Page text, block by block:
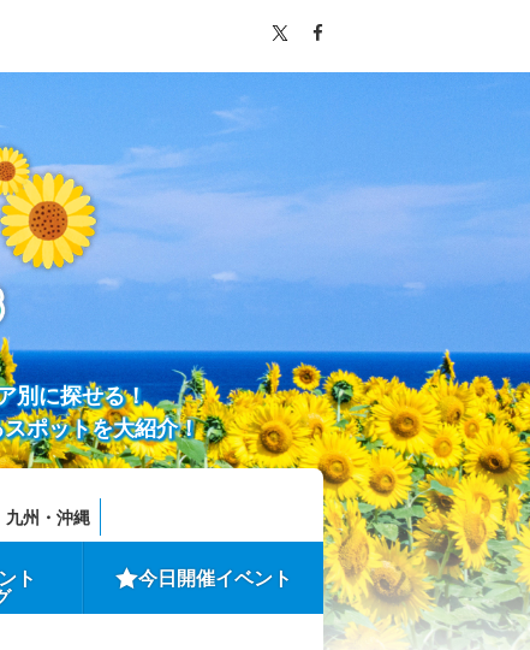
別に探せる！
ポットを大紹介！
九州・沖縄
ト 今日開催イベント